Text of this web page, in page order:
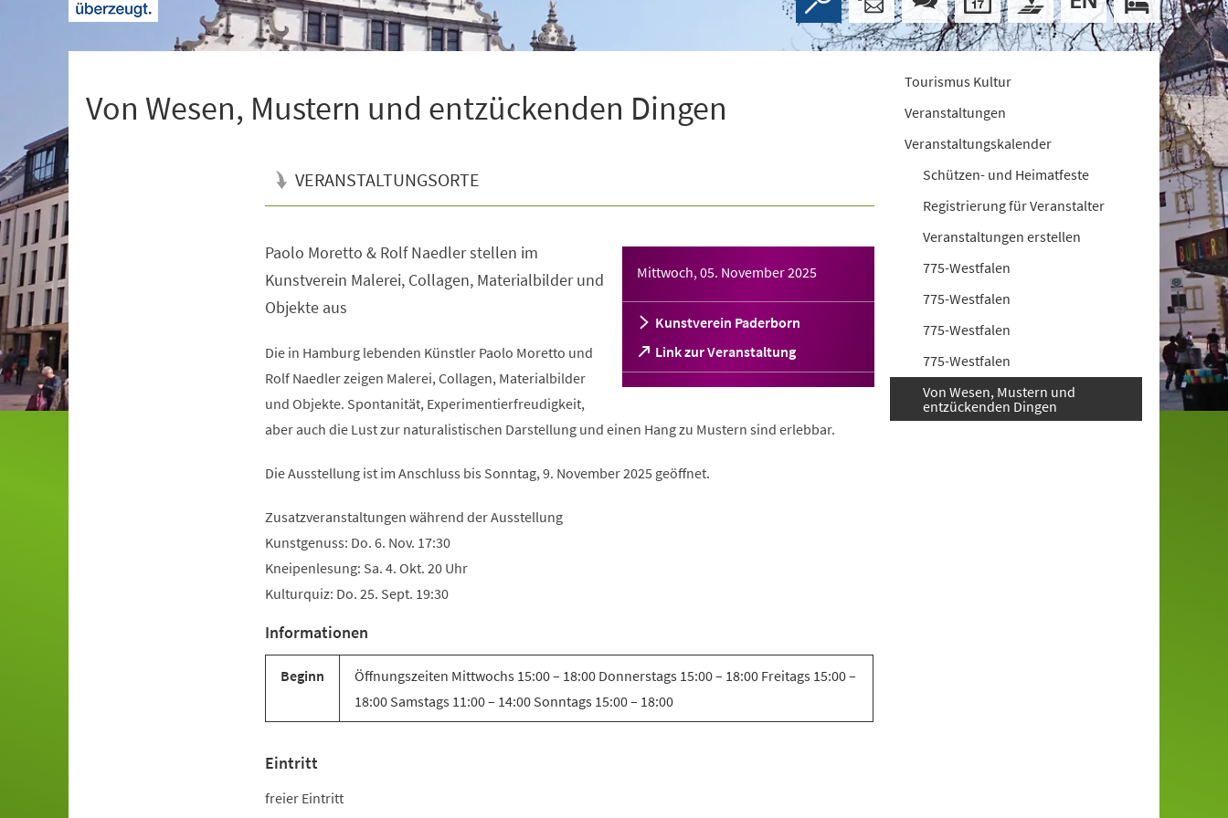
Von Wesen, Mustern und entzückenden Dingen
VERANSTALTUNGSORTE
Mittwoch, 05. November 2025
Kunstverein Paderborn
Link zur Veranstaltung
(Öffnet
in
einem
Tab)
Paolo Moretto & Rolf Naedler stellen im
Kunstverein Malerei, Collagen, Materialbilder und
Objekte aus
Die in Hamburg lebenden Künstler Paolo Moretto und
Rolf Naedler zeigen Malerei, Collagen, Materialbilder
und Objekte. Spontanität, Experimentierfreudigkeit,
aber auch die Lust zur naturalistischen Darstellung und einen Hang zu Mustern sind erlebbar.
Die Ausstellung ist im Anschluss bis Sonntag, 9. November 2025 geöffnet.
Zusatzveranstaltungen während der Ausstellung
Kunstgenuss: Do. 6. Nov. 17:30
Kneipenlesung: Sa. 4. Okt. 20 Uhr
Kulturquiz: Do. 25. Sept. 19:30
Informationen
Beginn
Öffnungszeiten Mittwochs 15:00 – 18:00 Donnerstags 15:00 – 18:00 Freitags 15:00 –
18:00 Samstags 11:00 – 14:00 Sonntags 15:00 – 18:00
Eintritt
freier Eintritt
Tourismus Kultur
Veranstaltungen
Veranstaltungskalender
Schützen- und Heimatfeste
Registrierung für Veranstalter
Veranstaltungen erstellen
775-Westfalen
775-Westfalen
775-Westfalen
775-Westfalen
Von Wesen, Mustern und
entzückenden Dingen